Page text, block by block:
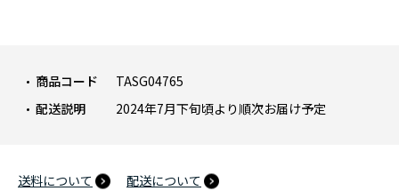
商品コード
TASG04765
配送説明
2024年7月下旬頃より順次お届け予定
送料について 配送について